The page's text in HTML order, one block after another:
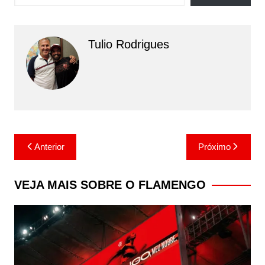
Tulio Rodrigues
Navegação
de
Post
Anterior Próximo
VEJA MAIS SOBRE O FLAMENGO